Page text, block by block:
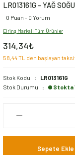
LR013161G - YAĞ
0 Puan - 0 Yorum
Elring Markalı Tüm Ürünler
314,34₺
58,44 TL den başlayan
Stok Kodu
LR013161G
Stok Durumu
Stokta
Sepete Ekle